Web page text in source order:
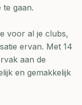
gaan.
voor al je clubs,
ervan. Met 14
aan de
en gemakkelijk